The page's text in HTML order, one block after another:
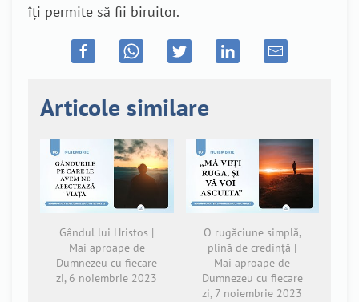
îţi permite să fii biruitor.
Articole similare
Gândul lui Hristos |
Mai aproape de
Dumnezeu cu fiecare
zi, 6 noiembrie 2023
O rugăciune simplă,
plină de credință |
Mai aproape de
Dumnezeu cu fiecare
zi, 7 noiembrie 2023